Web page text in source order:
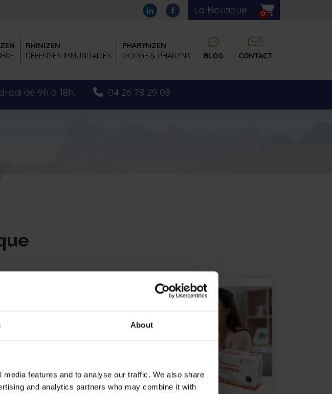
About
features and to analyse our traffic. We also share
and analytics partners who may combine it with
La Boutique 0
RHINIZEN
DÉFENSES IMMUNITAIRES
PHARYNZEN
GORGE & PHARYNX
BLOG CONTACT
de 9h à 18h. 04 26 78 29 08